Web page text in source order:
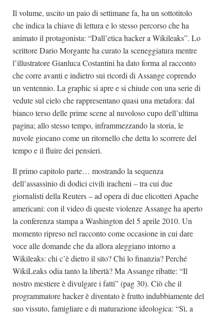
Marketing
Il volume, uscito un paio di settimane fa, ha un sottotitolo
che indica la chiave di lettura e lo stesso percorso che ha
animato il protagonista: “Dall’etica hacker a Wikileaks”. Lo
scrittore Dario Morgante ha curato la sceneggiatura mentre
l’illustratore Gianluca Costantini ha dato forma al racconto
che corre avanti e indietro sui ricordi di Assange coprendo
un ventennio. La graphic si apre e si chiude con una serie di
vedute sul cielo che rappresentano quasi una metafora: dal
bianco terso delle prime scene al nuvoloso cupo dell’ultima
pagina; allo stesso tempo, inframmezzando la storia, le
nuvole giocano come un ritornello che detta lo scorrere del
tempo e il fluire dei pensieri.
Il primo capitolo parte… mostrando la sequenza
dell’assassinio di dodici civili iracheni – tra cui due
giornalisti della Reuters – ad opera di due elicotteri Apache
americani: con il video di queste violenze Assange ha aperto
la conferenza stampa a Washington del 5 aprile 2010. Un
momento ripreso nel racconto come occasione in cui dare
voce alle domande che da allora aleggiano intorno a
Wikileaks: chi c’è dietro il sito? Chi lo finanzia? Perché
WikiLeaks odia tanto la libertà? Ma Assange ribatte: “Il
nostro mestiere è divulgare i fatti” (pag 30). Ciò che il
programmatore hacker è diventato è frutto indubbiamente del
suo vissuto, famigliare e di maturazione ideologica: “Sì, a